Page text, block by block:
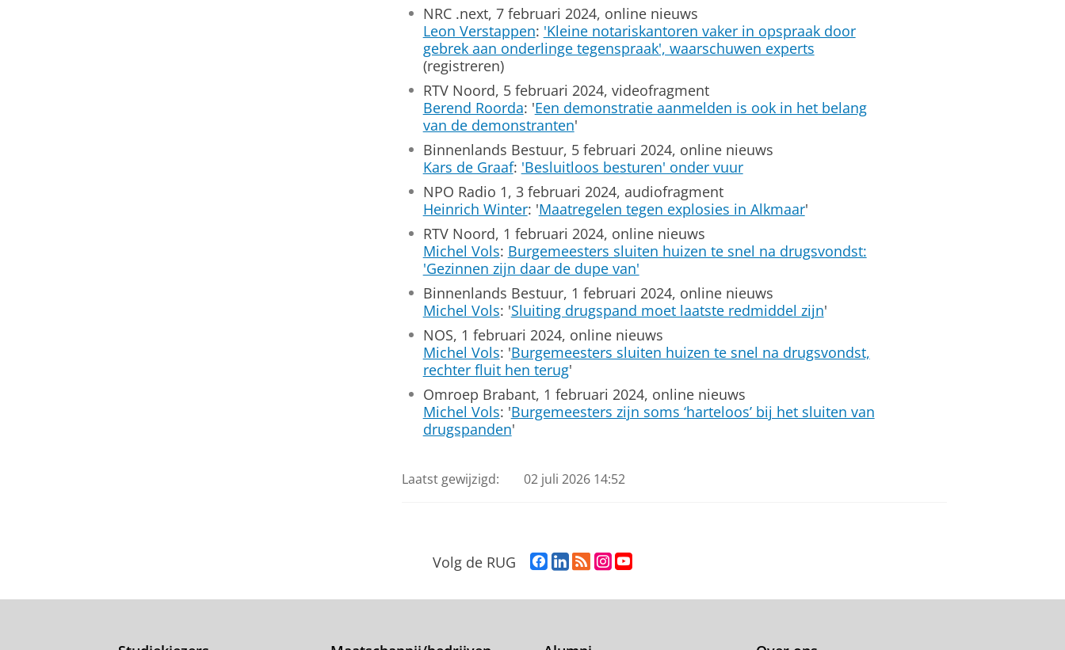
NRC .next, 7 februari 2024, online nieuws
Leon Verstappen: 'Kleine notariskantoren vaker in opspraak door
gebrek aan onderlinge tegenspraak', waarschuwen experts
(registreren)
RTV Noord, 5 februari 2024, videofragment
Berend Roorda: 'Een demonstratie aanmelden is ook in het belang
van de demonstranten'
Binnenlands Bestuur, 5 februari 2024, online nieuws
Kars de Graaf: 'Besluitloos besturen' onder vuur
NPO Radio 1, 3 februari 2024, audiofragment
Heinrich Winter: 'Maatregelen tegen explosies in Alkmaar'
RTV Noord, 1 februari 2024, online nieuws
Michel Vols: Burgemeesters sluiten huizen te snel na drugsvondst:
'Gezinnen zijn daar de dupe van'
Binnenlands Bestuur, 1 februari 2024, online nieuws
Michel Vols: 'Sluiting drugspand moet laatste redmiddel zijn'
NOS, 1 februari 2024, online nieuws
Michel Vols: 'Burgemeesters sluiten huizen te snel na drugsvondst,
rechter fluit hen terug'
Omroep Brabant, 1 februari 2024, online nieuws
Michel Vols: 'Burgemeesters zijn soms ‘harteloos’ bij het sluiten van
drugspanden'
Laatst gewijzigd: 02 juli 2026 14:52
Volg de RUG
F
c
L
n
R
S
I
s
u